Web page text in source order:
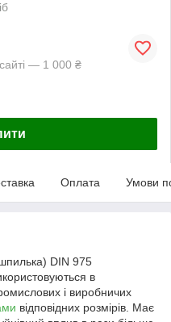
— 1 000 ₴
Оплата Умови
DIN 975
в
і виробничих
відповідних розмірів. Має